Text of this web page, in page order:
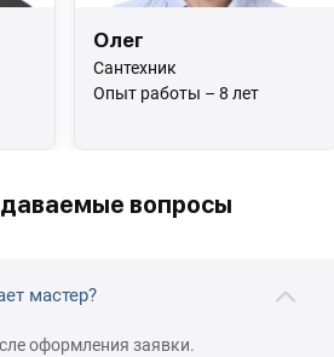
Олег
Сантехник
Опыт работы – 8 лет
вопросы
мастер?
оформления заявки.